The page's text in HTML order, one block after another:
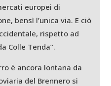
europei di
bensì l’unica via. E ciò
rispetto ad
Colle Tenda”.
è ancora lontana da
del Brennero si